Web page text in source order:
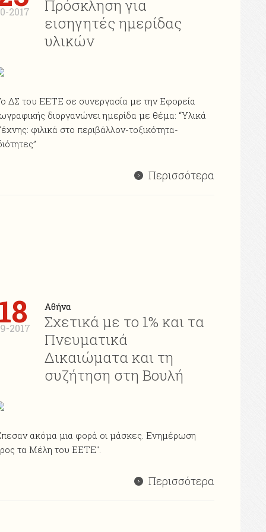
2017
Πρόσκληση για
εισηγητές ημερίδας
υλικών
ΔΣ του ΕΕΤΕ σε συνεργασία με την Εφορεία
διοργανώνει ημερίδα με θέμα: “Υλικά
φιλικά στο περιβάλλον-τοξικότητα-
Περισσότερα
2017
Αθήνα
Σχετικά με το 1% και τα
Πνευματικά
Δικαιώματα και τη
συζήτηση στη Βουλή
ακόμα μια φορά οι μάσκες. Ενημέρωση
τα Μέλη του ΕΕΤΕ".
Περισσότερα